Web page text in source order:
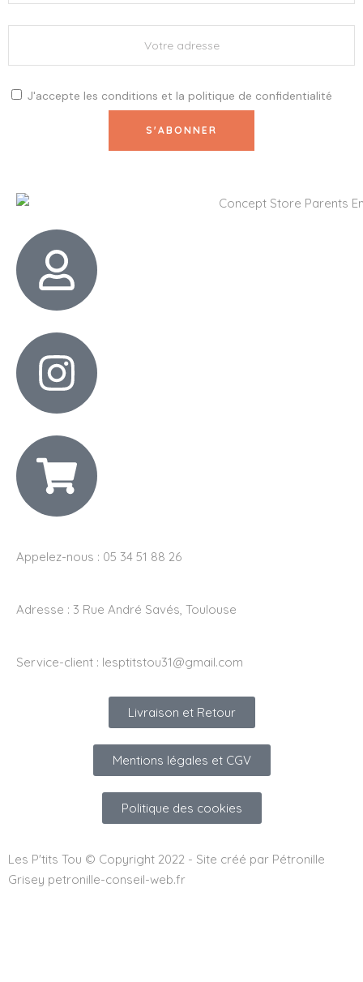
J'accepte les conditions et la politique de confidentialité
Appelez-nous : 05 34 51 88 26
Adresse : 3 Rue André Savés, Toulouse
Service-client : lesptitstou31@gmail.com
Livraison et Retour
Mentions légales et CGV
Politique des cookies
Les P'tits Tou © Copyright 2022 - Site créé par Pétronille
Grisey petronille-conseil-web.fr